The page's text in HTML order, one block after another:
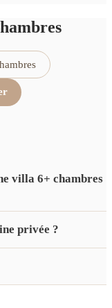
villa 6+ chambres
privée ?